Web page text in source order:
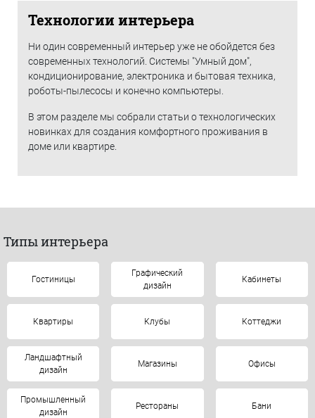
Технологии интерьера
Ни один современный интерьер уже не обойдется без
современных технологий. Системы "Умный дом",
кондиционирование, электроника и бытовая техника,
роботы-пылесосы и конечно компьютеры.
В этом разделе мы собрали статьи о технологических
новинках для создания комфортного проживания в
доме или квартире.
Типы интерьера
Гостиницы
Графический
дизайн
Кабинеты
Квартиры Клубы Коттеджи
Ландшафтный
дизайн
Магазины Офисы
Промышленный
дизайн
Рестораны Бани